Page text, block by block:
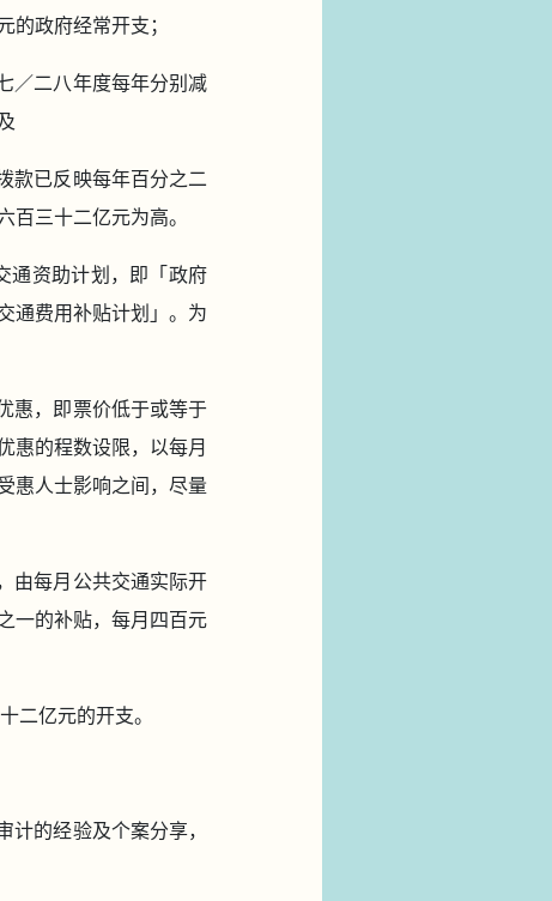
的政府经常开支；
／二八年度每年分别减
款已反映每年百分之二
百三十二亿元为高。
通资助计划，即「政府
通费用补贴计划」。为
惠，即票价低于或等于
惠的程数设限，以每月
惠人士影响之间，尽量
由每月公共交通实际开
一的补贴，每月四百元
二亿元的开支。
的经验及个案分享，